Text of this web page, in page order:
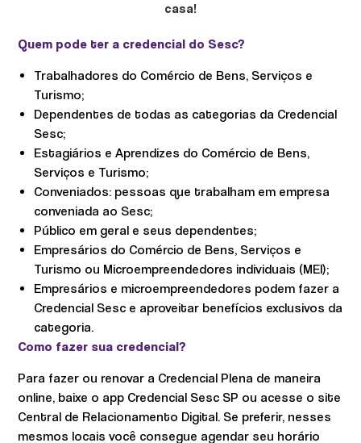
casa!
Quem pode ter a credencial do Sesc?
Trabalhadores do Comércio de Bens, Serviços e
Turismo;
Dependentes de todas as categorias da Credencial
Sesc;
Estagiários e Aprendizes do Comércio de Bens,
Serviços e Turismo;
Conveniados: pessoas que trabalham em empresa
conveniada ao Sesc;
Público em geral e seus dependentes;
Empresários do Comércio de Bens, Serviços e
Turismo ou Microempreendedores individuais (MEI);
Empresários e microempreendedores podem fazer a
Credencial Sesc e aproveitar benefícios exclusivos da
categoria.
Como fazer sua credencial?
Para fazer ou renovar a Credencial Plena de maneira
online, baixe o app Credencial Sesc SP ou acesse o site
Central de Relacionamento Digital. Se preferir, nesses
mesmos locais você consegue agendar seu horário